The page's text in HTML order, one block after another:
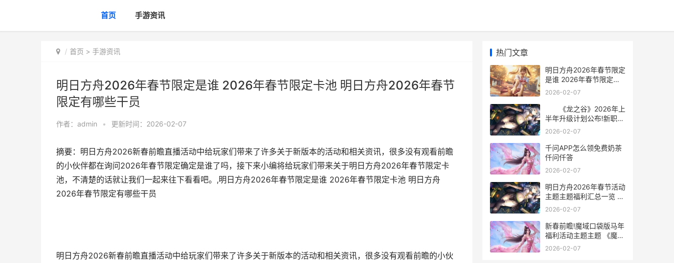
首页 手游资讯
首页 > 手游资讯
明日方舟2026年春节限定是谁 2026年春节限定卡池 明日方舟2026年春节
限定有哪些干员
作者： admin • 更新时间：2026-02-07
摘要：明日方舟2026新春前瞻直播活动中给玩家们带来了许多关于新版本的活动和相关资讯，很多没有观看前瞻
的小伙伴都在询问2026年春节限定确定是谁了吗，接下来小编将给玩家们带来关于明日方舟2026年春节限定卡
池，不清楚的话就让我们一起来往下看看吧。,明日方舟2026年春节限定是谁 2026年春节限定卡池 明日方舟
2026年春节限定有哪些干员
明日方舟2026新春前瞻直播活动中给玩家们带来了许多关于新版本的活动和相关资讯，很多没有观看前瞻的小伙
热门文章
明日方舟2026年春节限定
是谁 2026年春节限定卡
池 明日方舟2026年春节
2026-02-07
《龙之谷》2026年上
半年升级计划公布!新职
业、新地图等即将登场
2026-02-07
千问APP怎么领免费奶茶
仟问仟答
2026-02-07
明日方舟2026年春节活动
主题主题福利汇总一览 明
日方舟2026年限
2026-02-07
新春前瞻!魔域口袋版马年
福利活动主题主题 《魔
域》新资料片
2026-02-07